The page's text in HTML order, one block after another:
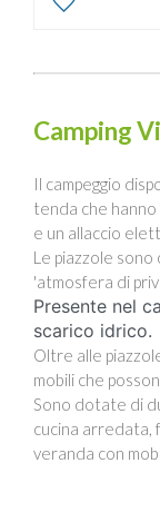
Camping
Il campeggio
tenda che hanno
e un allaccio
Le piazzole
'atmosfera di
Presente nel
scarico idrico.
Oltre alle
mobili che
Sono dotate di
cucina arredata,
veranda con